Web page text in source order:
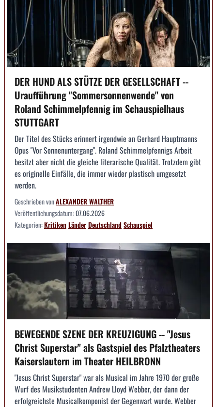
DER HUND ALS STÜTZE DER GESELLSCHAFT --
Uraufführung "Sommersonnenwende" von
Roland Schimmelpfennig im Schauspielhaus
STUTTGART
Der Titel des Stücks erinnert irgendwie an Gerhard Hauptmanns
Opus "Vor Sonnenuntergang". Roland Schimmelpfennigs Arbeit
besitzt aber nicht die gleiche literarische Qualität. Trotzdem gibt
es originelle Einfälle, die immer wieder plastisch umgesetzt
werden.
Geschrieben vonALEXANDER WALTHER
Veröffentlichungsdatum:07.06.2026
Kategorien:KritikenLänderDeutschlandSchauspiel
BEWEGENDE SZENE DER KREUZIGUNG -- "Jesus
Christ Superstar" als Gastspiel des Pfalztheaters
Kaiserslautern im Theater HEILBRONN
"Jesus Christ Superstar" war als Musical im Jahre 1970 der große
Wurf des Musikstudenten Andrew Lloyd Webber, der dann der
erfolgreichste Musicalkomponist der Gegenwart wurde. Webber